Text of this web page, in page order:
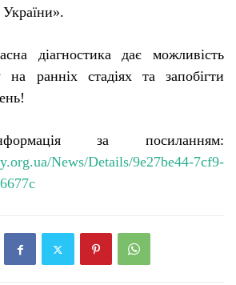
діагностика дає можливість
на ранніх стадіях та запобігти
за посиланням:
News/Details/9e27be44-7cf9-